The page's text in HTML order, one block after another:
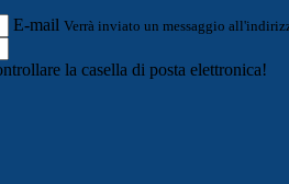
E-mail Verrà inviato un messaggio
la casella di posta elettronica!